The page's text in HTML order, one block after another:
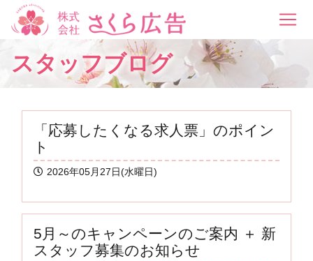
スタッフブログ
「応募したくなる求人票」のポイン
ト
2026年05月27日(水曜日)
5月～のキャンペーンのご案内 ＋ 新
スタッフ募集のお知らせ